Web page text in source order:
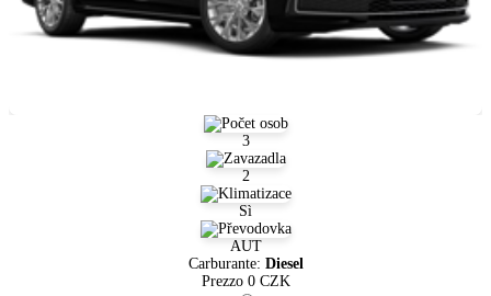
3
2
Sì
AUT
Carburante: Diesel
Prezzo 0CZK